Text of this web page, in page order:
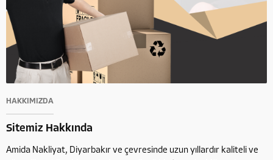
HAKKIMIZDA
Sitemiz Hakkında
Amida Nakliyat, Diyarbakır ve çevresinde uzun yıllardır kaliteli ve